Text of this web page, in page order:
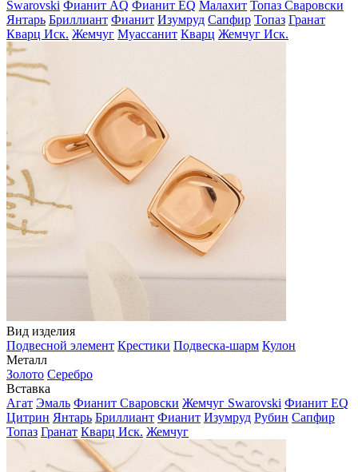
Swarovski Фианит AQ Фианит EQ Малахит Топаз Сваровски
Янтарь Бриллиант Фианит Изумруд Сапфир Топаз Гранат
Кварц Иск. Жемчуг Муассанит Кварц Жемчуг Иск.
Вид изделия
Подвесной элемент Крестики Подвеска-шарм Кулон
Металл
Золото Серебро
Вставка
Агат Эмаль Фианит Сваровски Жемчуг Swarovski Фианит EQ
Цитрин Янтарь Бриллиант Фианит Изумруд Рубин Сапфир
Топаз Гранат Кварц Иск. Жемчуг